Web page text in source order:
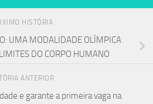
HISTÓRIA
UMA MODALIDADE OLÍMPICA
DO CORPO HUMANO
ANTERIOR
e garante a primeira vaga na